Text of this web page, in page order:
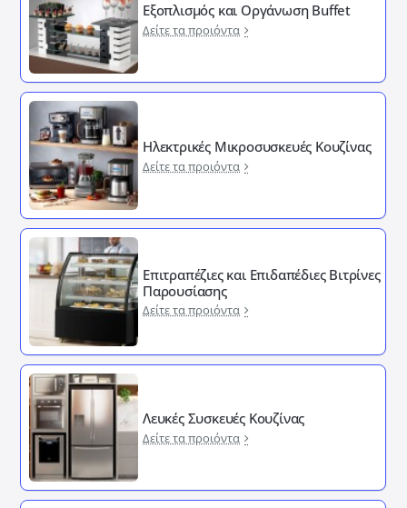
Εξοπλισμός και Οργάνωση Buffet
Δείτε τα προιόντα
Ηλεκτρικές Μικροσυσκευές Κουζίνας
Δείτε τα προιόντα
Επιτραπέζιες και Επιδαπέδιες Βιτρίνες
Παρουσίασης
Δείτε τα προιόντα
Λευκές Συσκευές Κουζίνας
Δείτε τα προιόντα